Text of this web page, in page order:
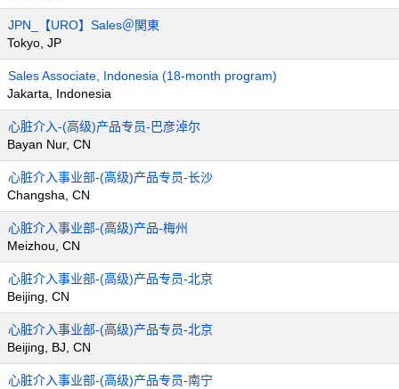
JPN_【URO】Sales＠関東
Tokyo, JP
Sales Associate, Indonesia (18-month program)
Jakarta, Indonesia
心脏介入-(高级)产品专员-巴彦淖尔
Bayan Nur, CN
心脏介入事业部-(高级)产品专员-长沙
Changsha, CN
心脏介入事业部-(高级)产品-梅州
Meizhou, CN
心脏介入事业部-(高级)产品专员-北京
Beijing, CN
心脏介入事业部-(高级)产品专员-北京
Beijing, BJ, CN
心脏介入事业部-(高级)产品专员-南宁